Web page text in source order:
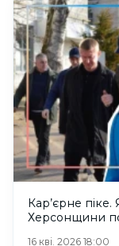
Кар’єрне
Херсонщини
16 кві. 2026 18:00